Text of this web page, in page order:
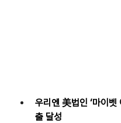
우리엔 美법인 ‘마이벳
출 달성